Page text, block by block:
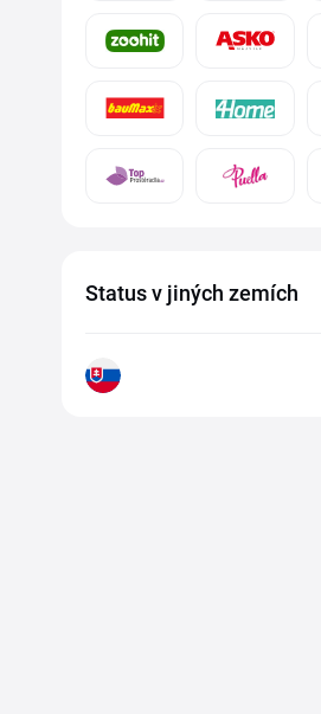
Status v jiných zemích